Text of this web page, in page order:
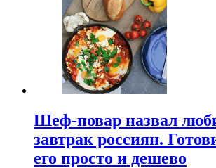
Шеф-повар назвал
завтрак россиян.
его просто и дешево